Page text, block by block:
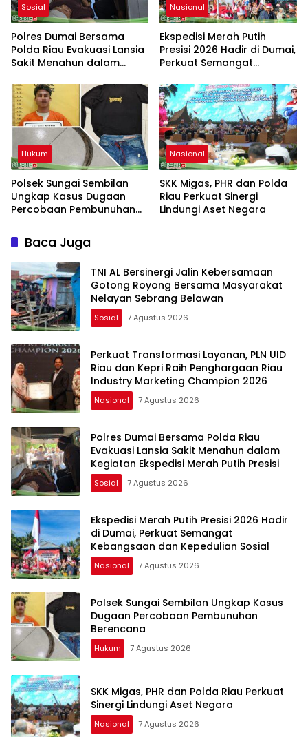
Sosial
Polres Dumai Bersama
Polda Riau Evakuasi Lansia
Sakit Menahun dalam
Putih Presisi
Nasional
Ekspedisi Merah Putih
Presisi 2026 Hadir di Dumai,
Perkuat Semangat
Kepedulian Sosial
Hukum
Polsek Sungai Sembilan
Ungkap Kasus Dugaan
Percobaan Pembunuhan
Nasional
SKK Migas, PHR dan Polda
Riau Perkuat Sinergi
Lindungi Aset Negara
Baca Juga
TNI AL Bersinergi Jalin Kebersamaan
Gotong Royong Bersama Masyarakat
Nelayan Sebrang Belawan
Sosial 7 Agustus 2026
Perkuat Transformasi Layanan, PLN UID
Riau dan Kepri Raih Penghargaan Riau
Industry Marketing Champion 2026
Nasional 7 Agustus 2026
Polres Dumai Bersama Polda Riau
Evakuasi Lansia Sakit Menahun dalam
Kegiatan Ekspedisi Merah Putih Presisi
Sosial 7 Agustus 2026
Ekspedisi Merah Putih Presisi 2026 Hadir
di Dumai, Perkuat Semangat
Kebangsaan dan Kepedulian Sosial
Nasional 7 Agustus 2026
Polsek Sungai Sembilan Ungkap Kasus
Dugaan Percobaan Pembunuhan
Berencana
Hukum 7 Agustus 2026
SKK Migas, PHR dan Polda Riau Perkuat
Sinergi Lindungi Aset Negara
Nasional 7 Agustus 2026